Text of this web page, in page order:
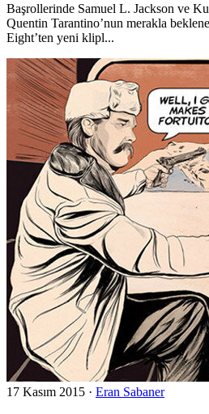
Başrollerinde Samuel L. Jackson ve
Quentin Tarantino’nun merakla
Eight’ten yeni klipl...
17 Kasım 2015 · Eran Sabaner